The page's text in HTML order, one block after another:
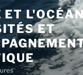
ET
ET